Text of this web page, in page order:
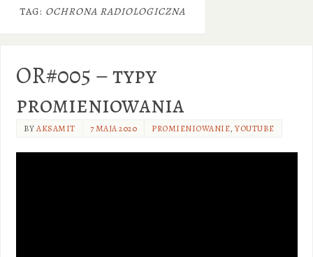
TAG: OCHRONA RADIOLOGICZNA
OR#005 – typy
promieniowania
BYAKSAMIT 7 MAJA 2020 PROMIENIOWANIE,YOUTUBE